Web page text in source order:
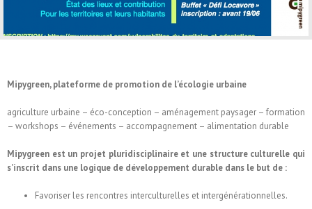
Mipygreen, plateforme de promotion de l’écologie urbaine
agriculture urbaine – éco-conception – aménagement paysager – formation
– workshops – événements – accompagnement – alimentation durable
Mipygreen est un projet pluridisciplinaire et une structure culturelle qui
s’inscrit dans une logique de développement durable dans le but de :
Favoriser les rencontres interculturelles et intergénérationnelles.